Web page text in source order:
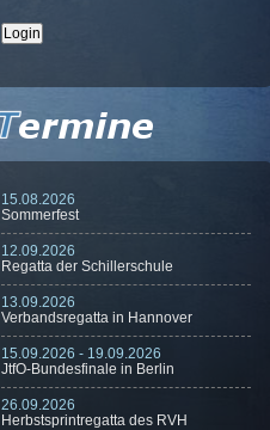
15.08.2026
Sommerfest
12.09.2026
Regatta der Schillerschule
13.09.2026
Verbandsregatta in Hannover
15.09.2026 - 19.09.2026
JtfO-Bundesfinale in Berlin
26.09.2026
Herbstsprintregatta des RVH